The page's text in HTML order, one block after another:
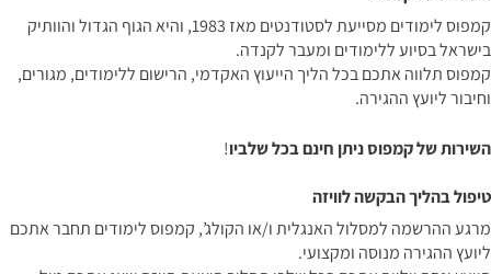
קמפוס לימודים מסייעת לסטודנטים מאז 1983, והיא הגוף הגדול והוותיק
בישראל בסיוע ללימודים ומעבר לקנדה.
קמפוס תלווה אתכם בכל הליך הייעוץ האקדמי, הרישום ללימודים, מגורים,
וחיבור ליועץ ההגירה.
השירות של קמפוס ניתן חינם בכל שלביו!
טיפול בהליך הבקשה לוויזה
מרגע ההרשמה למסלול האנגלית ו/או הקולג’, קמפוס לימודים תחבר אתכם
ליועץ ההגירה מנוסה ומקצועי.